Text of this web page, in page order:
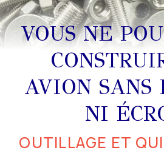
VOUS NE
AVION SANS
NI
OUTILLAGE ET